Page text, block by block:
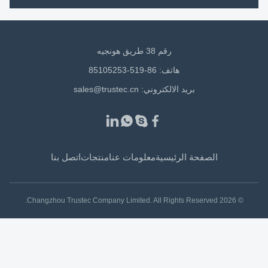
هاتف: 86-519-85105253
بريد الالكتروني: sales@trustec.cn
الصفحة الرئيسيةمعلومات عنامنتجاتاتصل بنا